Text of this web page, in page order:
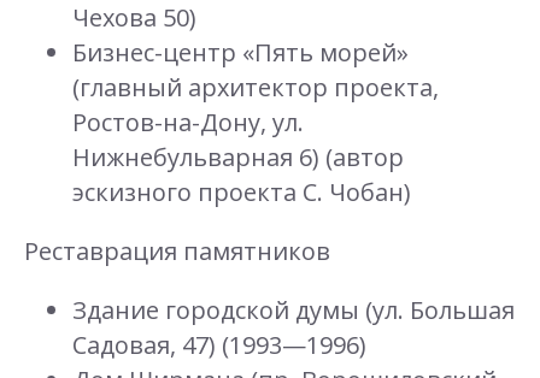
Чехова 50)
Бизнес-центр «Пять морей»
(главный архитектор проекта,
Ростов-на-Дону, ул.
Нижнебульварная 6) (автор
эскизного проекта С. Чобан)
Реставрация памятников
Здание городской думы (ул. Большая
Садовая, 47) (1993—1996)